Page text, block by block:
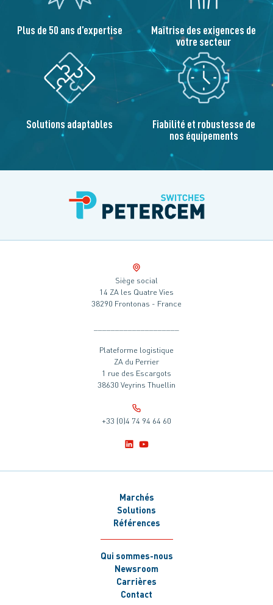
Plus de 50 ans d’expertise Maîtrise des exigences de
votre secteur
Solutions adaptables Fiabilité et robustesse de
nos équipements
Siège social
14 ZA les Quatre Vies
38290 Frontonas - France
Plateforme logistique
ZA du Perrier
1 rue des Escargots
38630 Veyrins Thuellin
+33 (0)4 74 94 64 60
Marchés
Solutions
Références
Qui sommes-nous
Newsroom
Carrières
Contact